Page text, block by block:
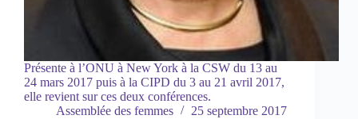
Présente à l’ONU à New York à la CSW du 13 au
24 mars 2017 puis à la CIPD du 3 au 21 avril 2017,
elle revient sur ces deux conférences.
Assemblée des femmes
25 septembre 2017